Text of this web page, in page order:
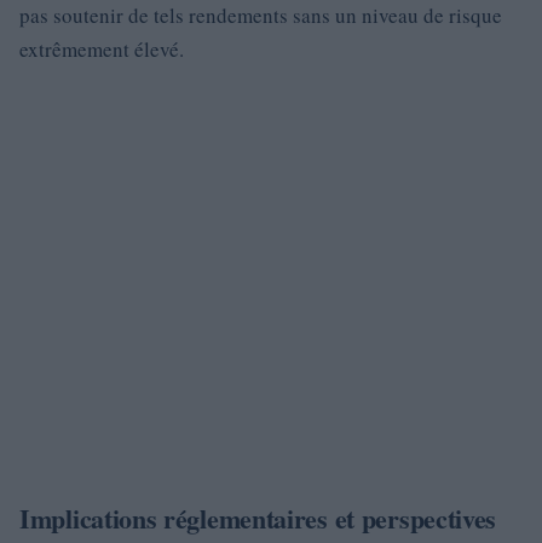
pas soutenir de tels rendements sans un niveau de risque
extrêmement élevé.
Implications réglementaires et perspectives